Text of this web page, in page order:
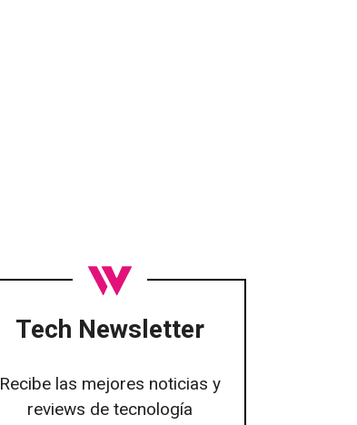
Tech Newsletter
Recibe las mejores noticias y
reviews de tecnología